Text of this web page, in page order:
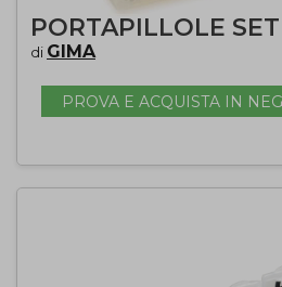
PORTAPILLOLE
di GIMA
PROVA E ACQUISTA IN